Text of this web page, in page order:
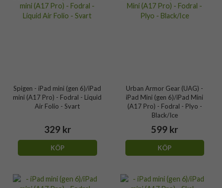
Spigen - iPad mini (gen 6)/iPad
mini (A17 Pro) - Fodral - Liquid
Air Folio - Svart
329 kr
KÖP
Urban Armor Gear (UAG) -
iPad Mini (gen 6)/iPad Mini
(A17 Pro) - Fodral - Plyo -
Black/Ice
599 kr
KÖP